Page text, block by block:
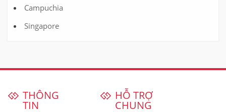
Campuchia
Singapore
THÔNG
TIN
HỖ TRỢ
CHUNG